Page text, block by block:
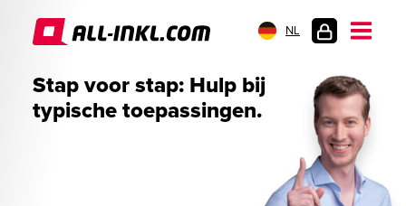
NL
Stap voor stap: Hulp bij
typische toepassingen.